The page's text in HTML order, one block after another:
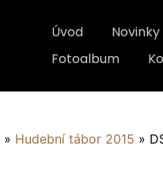
Úvod
Novinky
Fotoalbum
» Hudební tábor 2015 »